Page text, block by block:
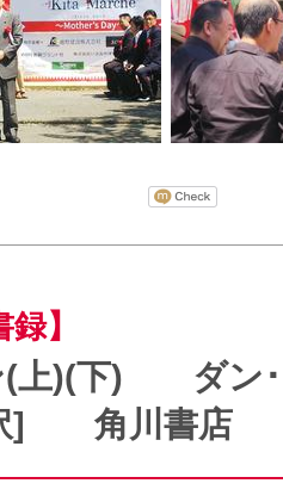
】
(上)(下) ダン
] 角川書店